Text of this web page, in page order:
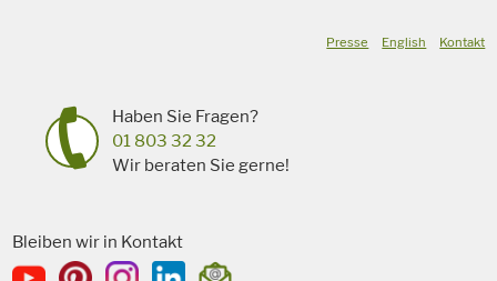
Presse English Kontakt
Haben Sie Fragen?
01 803 32 32
Wir beraten Sie gerne!
Bleiben wir in Kontakt